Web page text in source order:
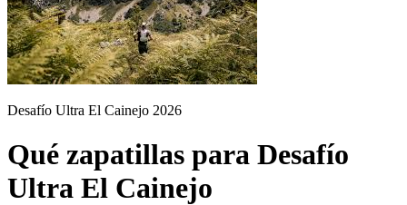
Desafío Ultra El Cainejo 2026
Qué zapatillas para Desafío
Ultra El Cainejo